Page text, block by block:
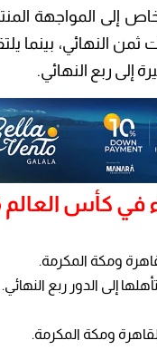
إلى المواجهة
ثمن النهائي،
إلى ربع النهائي.
كأس العالم 2026